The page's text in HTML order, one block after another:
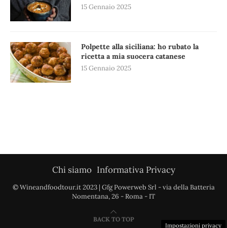
15 Gennaio 2025
Polpette alla siciliana: ho rubato la
ricetta a mia suocera catanese
15 Gennaio 2025
Chi siamo Informativa Privacy
© Wineandfoodtour.it 2023 | Gfg Powerweb Srl - via della Batteria
Nomentana, 26 - Roma - IT
BACK TO TOP
Impostazioni privacy